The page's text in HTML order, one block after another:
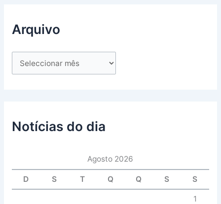
Arquivo
Notícias do dia
Agosto 2026
D S T Q Q S S
1